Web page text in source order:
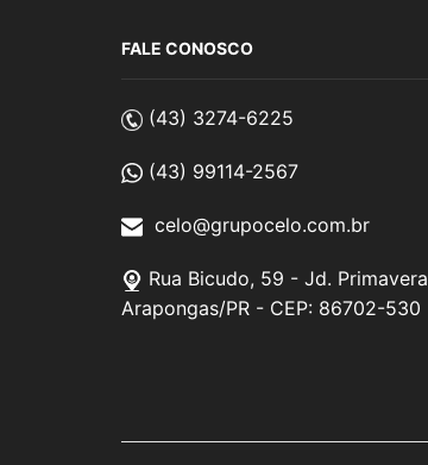
FALE CONOSCO
(43) 3274-6225
(43) 99114-2567
celo@grupocelo.com.br
Rua Bicudo, 59 - Jd. Primavera
Arapongas/PR - CEP: 86702-530